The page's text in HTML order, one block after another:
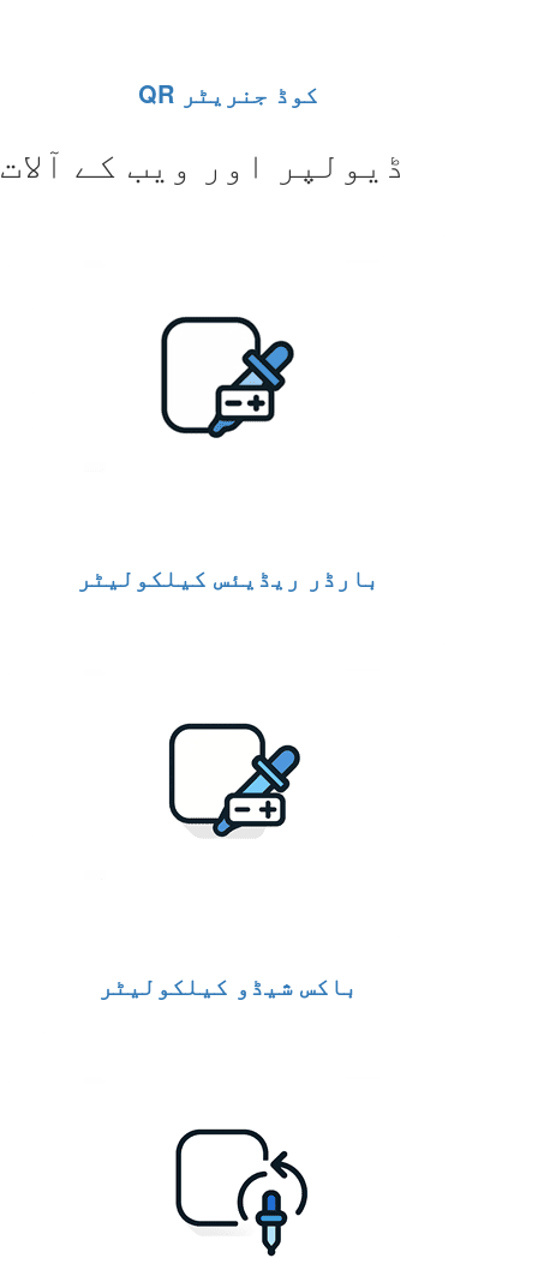
QR کوڈ جنریٹر
ڈیولپر اور ویب کے آلات
بارڈر ریڈیئس کیلکولیٹر
باکس شیڈو کیلکولیٹر